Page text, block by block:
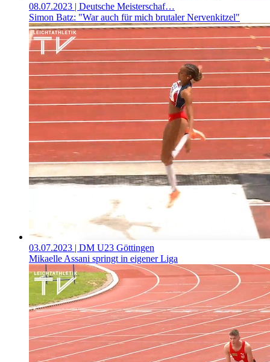
08.07.2023 | Deutsche Meisterschaf…
Simon Batz: "War auch für mich brutaler Nervenkitzel"
03.07.2023 | DM U23 Göttingen
Mikaelle Assani springt in eigener Liga